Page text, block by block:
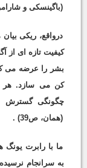
(باگینسکی و شارامون،
درواقع، ریکی
کیفیت تازه ای از
بشر را عرضه می
کن می سازد. هر
چگونگی گسترش
(همان، ص39)
.
ما با رابرت
به سرانجام